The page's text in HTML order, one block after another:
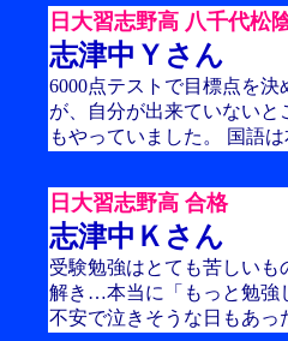
日大習志野高 八千代松
志津中Ｙさん
6000点テストで目標点を
が、自分が出来ていない
もやっていました。 国語
日大習志野高 合格
志津中Ｋさん
受験勉強はとても苦しい
解き…本当に「もっと勉強
不安で泣きそうな日もあ